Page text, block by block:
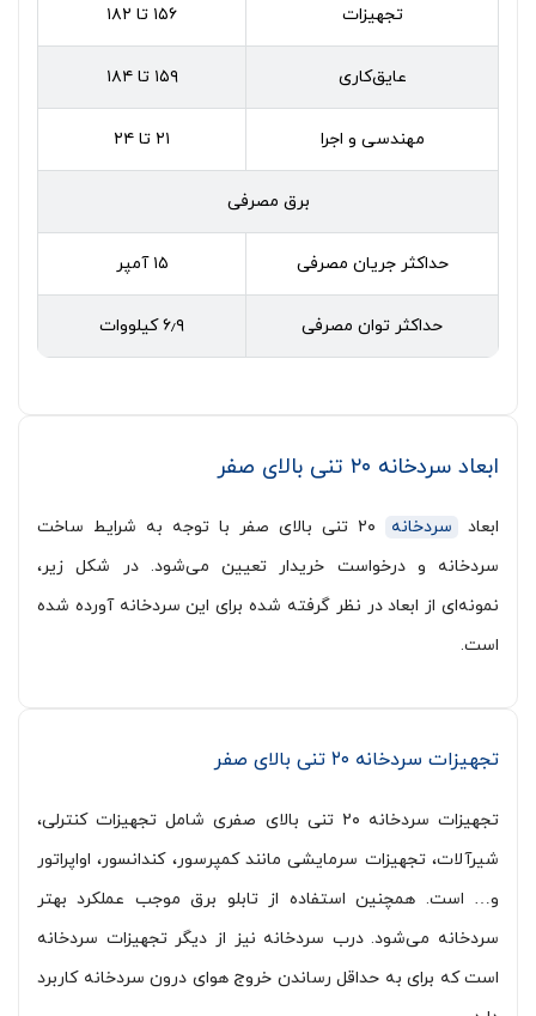
تجهیزات ۱۵۶ تا ۱۸۲
عایق‌کاری ۱۵۹ تا ۱۸۴
مهندسی و اجرا ۲۱ تا ۲۴
برق مصرفی
حداکثر جریان مصرفی ۱۵ آمپر
حداکثر توان مصرفی ۶٫۹ کیلووات
ابعاد سردخانه ۲۰ تنی بالای صفر
ابعاد سردخانه
۲۰ تنی بالای صفر با توجه به شرایط ساخت
سردخانه و درخواست خریدار تعیین می‌شود. در شکل زیر،
نمونه‌ای از ابعاد در نظر گرفته شده برای این سردخانه آورده شده
است.
تجهیزات سردخانه ۲۰ تنی بالای صفر
تجهیزات سردخانه ۲۰ تنی بالای صفری شامل تجهیزات کنترلی،
شیرآلات، تجهیزات سرمایشی مانند کمپرسور، کندانسور، اواپراتور
و… است. همچنین استفاده از تابلو برق موجب عملکرد بهتر
سردخانه می‌شود. درب سردخانه نیز از دیگر تجهیزات سردخانه
است که برای به حداقل رساندن خروج هوای درون سردخانه کاربرد